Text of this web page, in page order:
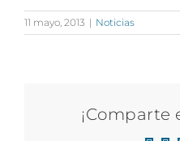
11 mayo, 2013 | Noticias
¡Comparte